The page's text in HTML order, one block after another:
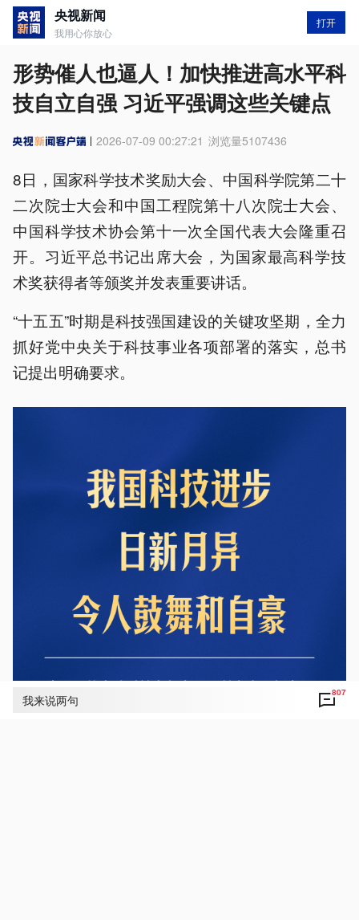
央视新闻
我用心你放心
打开
形势催人也逼人！加快推进高水平科
技自立自强 习近平强调这些关键点
2026-07-09 00:27:21 浏览量5107436
8日，国家科学技术奖励大会、中国科学院第二十
二次院士大会和中国工程院第十八次院士大会、
中国科学技术协会第十一次全国代表大会隆重召
开。习近平总书记出席大会，为国家最高科学技
术奖获得者等颁奖并发表重要讲话。
“十五五”时期是科技强国建设的关键攻坚期，全力
抓好党中央关于科技事业各项部署的落实，总书
记提出明确要求。
我来说两句 807